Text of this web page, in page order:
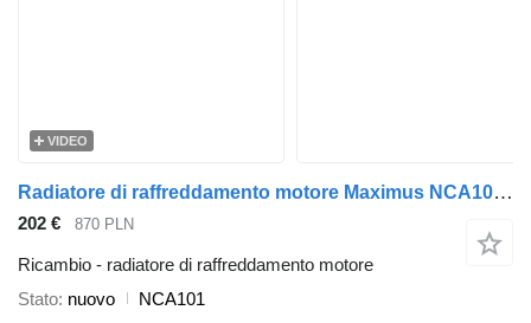
VIDEO
Radiatore di raffreddamento motore Maximus NCA101 per autobus MAN UL
202 € 870 PLN
Ricambio - radiatore di raffreddamento motore
Stato nuovo
NCA101